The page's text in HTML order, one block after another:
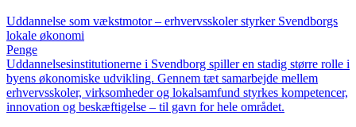
Uddannelse som vækstmotor – erhvervsskoler styrker Svendborgs
lokale økonomi
Penge
Uddannelsesinstitutionerne i Svendborg spiller en stadig større rolle i
byens økonomiske udvikling. Gennem tæt samarbejde mellem
erhvervsskoler, virksomheder og lokalsamfund styrkes kompetencer,
innovation og beskæftigelse – til gavn for hele området.